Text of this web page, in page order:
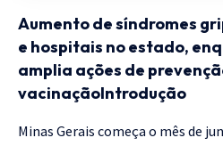
Aumento de síndromes
e hospitais no estado,
amplia ações de
vacinaçãoIntrodução
Minas Gerais começa o mês de